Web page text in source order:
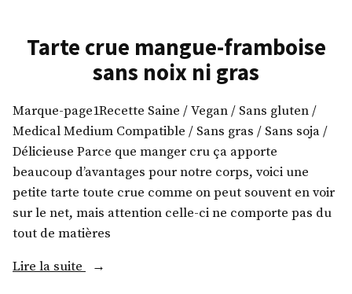
! »
cannelle)
crus
sans
gras
!
Tarte crue mangue-framboise
sans noix ni gras
Marque-page1Recette Saine / Vegan / Sans gluten /
Medical Medium Compatible / Sans gras / Sans soja /
Délicieuse Parce que manger cru ça apporte
beaucoup d’avantages pour notre corps, voici une
petite tarte toute crue comme on peut souvent en voir
sur le net, mais attention celle-ci ne comporte pas du
tout de matières
Lire la suite « Tarte